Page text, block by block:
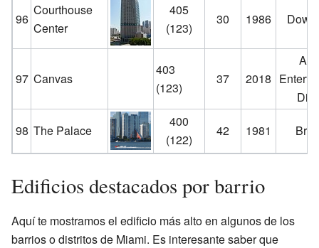
96
Courthouse
Center
405
(123)
30 1986
97 Canvas
403
(123)
37 2018
98 The Palace
400
(122)
42 1981
Edificios destacados por barrio
Aquí te mostramos el edificio más alto en algunos de los
barrios o distritos de Miami. Es interesante saber que